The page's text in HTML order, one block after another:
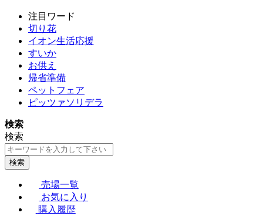
注目ワード
切り花
イオン生活応援
すいか
お供え
帰省準備
ペットフェア
ピッツァソリデラ
検索
検索
検索
売場一覧
お気に入り
購入履歴